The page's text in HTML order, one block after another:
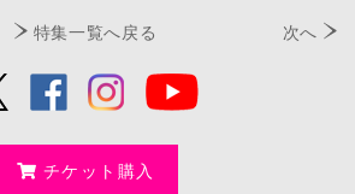
特集一覧へ戻る 次へ
チケット購入